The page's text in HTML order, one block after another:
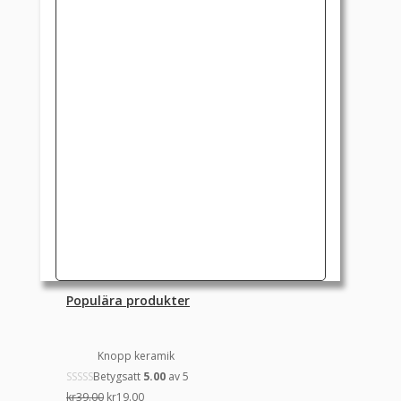
Populära produkter
Knopp keramik
Betygsatt 5.00 av 5
kr39.00 Det
kr19.00Det